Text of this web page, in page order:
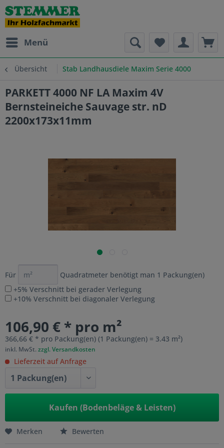
Menü
Übersicht Stab Landhausdiele Maxim Serie 4000
PARKETT 4000 NF LA Maxim 4V
Bernsteineiche Sauvage str. nD
2200x173x11mm
Für Quadratmeter benötigt man 1 Packung(en)
+5% Verschnitt bei gerader Verlegung
+10% Verschnitt bei diagonaler Verlegung
106,90 € * pro m²
366,66 € * pro Packung(en) (1 Packung(en) = 3.43 m²)
inkl. MwSt. zzgl. Versandkosten
Lieferzeit auf Anfrage
Kaufen (Bodenbeläge & Leisten)
Merken Bewerten